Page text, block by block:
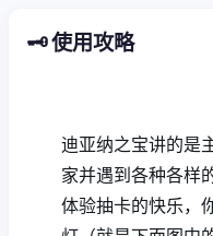
🗝️ 使用攻略
迪亚纳之宝讲的是
家并遇到各种各样
体验抽卡的快乐，